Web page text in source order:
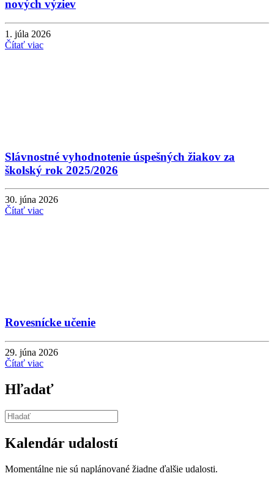
nových výziev
1. júla 2026
Čítať viac
Slávnostné vyhodnotenie úspešných žiakov za
školský rok 2025/2026
30. júna 2026
Čítať viac
Rovesnícke učenie
29. júna 2026
Čítať viac
Hľadať
Kalendár udalostí
Momentálne nie sú naplánované žiadne ďalšie udalosti.